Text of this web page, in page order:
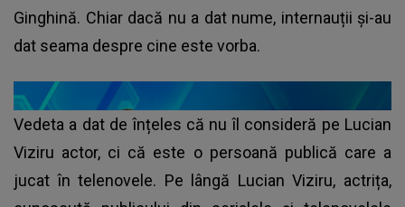
Ginghină. Chiar dacă nu a dat nume, internauții și-au
dat seama despre cine este vorba.
Vedeta a dat de înțeles că nu îl consideră pe Lucian
Viziru actor, ci că este o persoană publică care a
jucat în telenovele. Pe lângă Lucian Viziru, actrița,